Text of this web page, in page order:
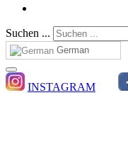
Suchen ...
German
INSTAGRAM